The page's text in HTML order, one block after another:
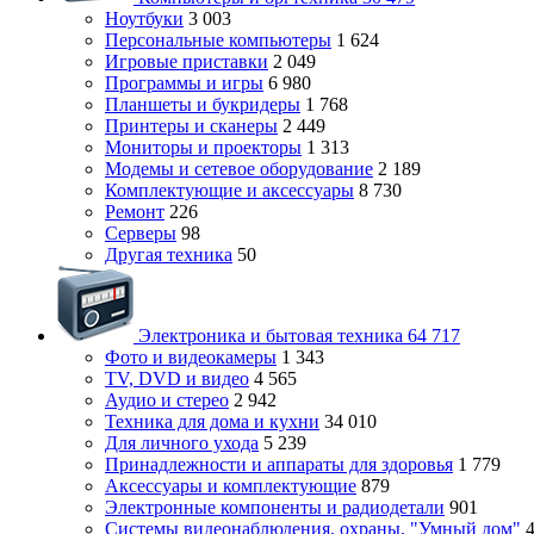
Ноутбуки 3 003
Персональные компьютеры 1 624
Игровые приставки 2 049
Программы и игры 6 980
Планшеты и букридеры 1 768
Принтеры и сканеры 2 449
Мониторы и проекторы 1 313
Модемы и сетевое оборудование 2 189
Комплектующие и аксессуары 8 730
Ремонт 226
Серверы 98
Другая техника 50
Электроника и бытовая техника 64 717
Фото и видеокамеры 1 343
TV, DVD и видео 4 565
Аудио и стерео 2 942
Техника для дома и кухни 34 010
Для личного ухода 5 239
Принадлежности и аппараты для здоровья 1 779
Аксессуары и комплектующие 879
Электронные компоненты и радиодетали 901
Системы видеонаблюдения, охраны, "Умный дом"